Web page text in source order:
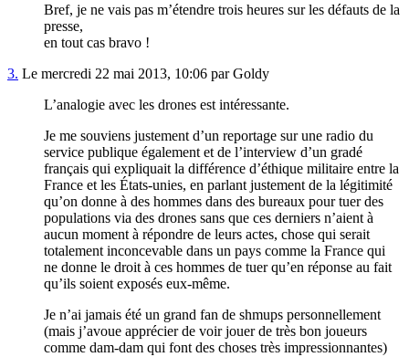
Bref, je ne vais pas m’étendre trois heures sur les défauts de la
presse,
en tout cas bravo !
3. Le mercredi 22 mai 2013, 10:06 par Goldy
L’analogie avec les drones est intéressante.
Je me souviens justement d’un reportage sur une radio du
service publique également et de l’interview d’un gradé
français qui expliquait la différence d’éthique militaire entre la
France et les États-unies, en parlant justement de la légitimité
qu’on donne à des hommes dans des bureaux pour tuer des
populations via des drones sans que ces derniers n’aient à
aucun moment à répondre de leurs actes, chose qui serait
totalement inconcevable dans un pays comme la France qui
ne donne le droit à ces hommes de tuer qu’en réponse au fait
qu’ils soient exposés eux-même.
Je n’ai jamais été un grand fan de shmups personnellement
(mais j’avoue apprécier de voir jouer de très bon joueurs
comme dam-dam qui font des choses très impressionnantes)